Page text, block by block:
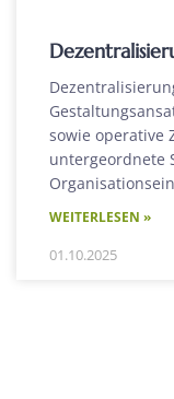
sowie operative
untergeordnete
WEITERLESEN »
01.10.2025